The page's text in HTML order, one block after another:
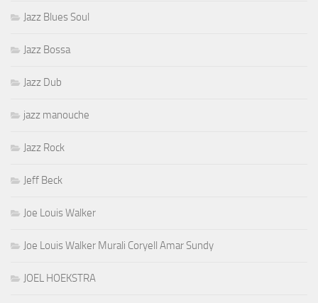
Jazz Blues Soul
Jazz Bossa
Jazz Dub
jazz manouche
Jazz Rock
Jeff Beck
Joe Louis Walker
Joe Louis Walker Murali Coryell Amar Sundy
JOEL HOEKSTRA